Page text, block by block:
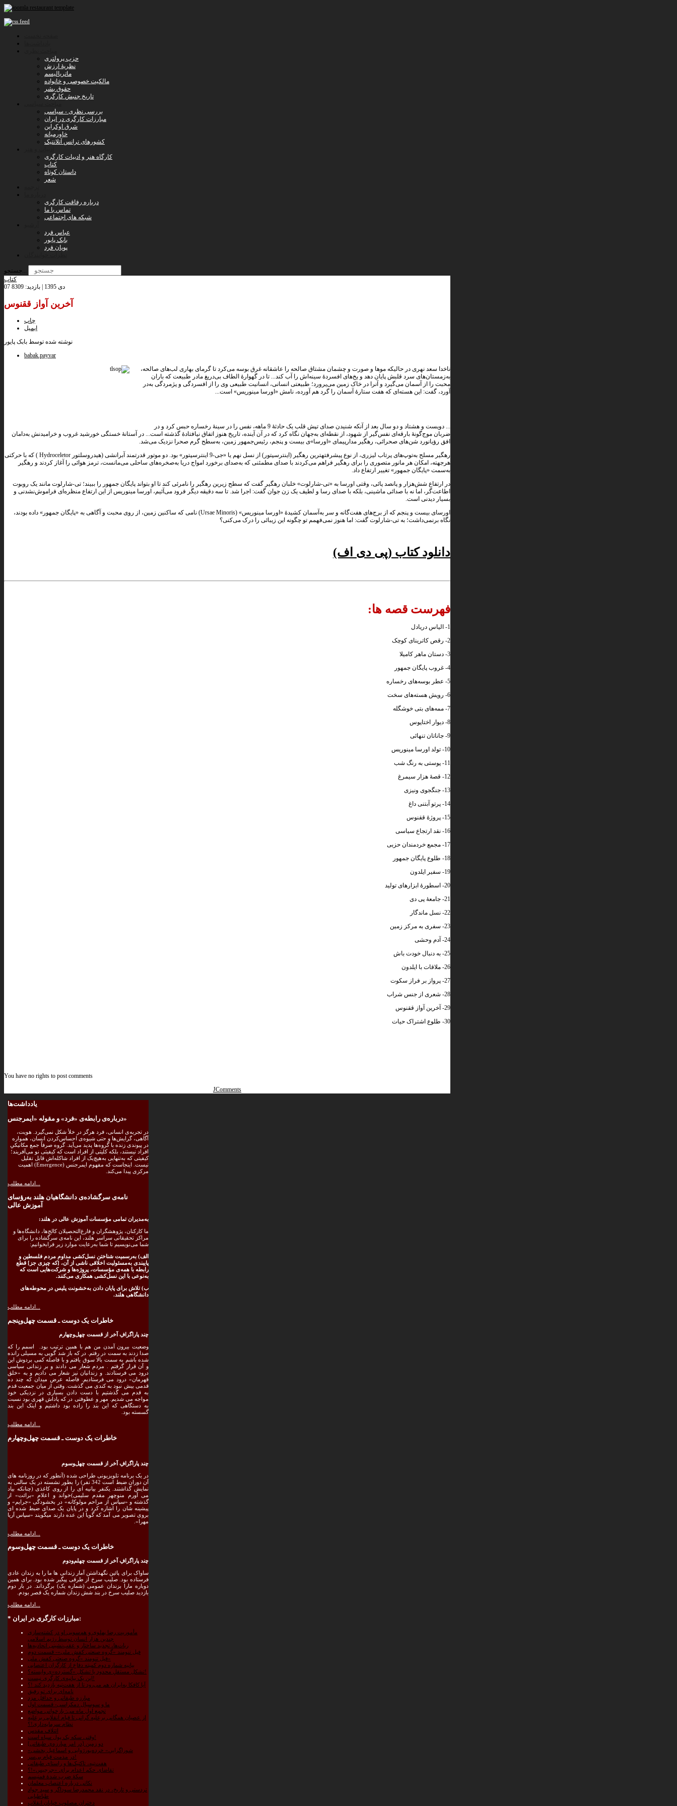
حزب پرولتری
نظریۀ ارزش
ماتریالیسم
مالکیت خصوصی و خانواده
حقوق بشر
تاریخ جنبش کارگری
بررسی نظری - سیاسی
مبارزات کارگری در ایران
شرق اوکراین
خاورمیانه
کشورهای ترانس آتلانتیک
کارگاه هنر و ادبیات کارگری
کتاب
داستان کوتاه
شعر
درباره رفاقت کارگری
تماس با ما
شبکه های اجتماعی
عباس فرد
بابک پایور
پویان فرد
جستجو...
کتاب
07 دی 1395 | بازدید: 8309
آخرین آواز ققنوس
چاپ
ایمیل
نوشته شده توسط بابک پایور
babak.payvar
ناخدا سعد نهری در حالیکه موها و صورت و چشمان مشتاق صالحه را عاشقانه غرق بوسه می‌کرد تا گرمای بهاری لب‌های صالحه،
به‌‌زمستان‌های سرد قلبش پایان دهد و یخ‌های افسردۀ سینه‌اش را آب کند... تا در گهوارۀ الطاف بی‌دریغ مادر طبیعت که باران
محبت را از آسمان می‌گیرد و آنرا در خاک زمین می‌پرورد؛ طبیعتی انسانی، انسانیت طبیعی وی را از افسردگی و پژمردگی به‌در
آورد، گفت: این هسته‌ای که هفت ستارۀ آسمان را گرد هم آورده، نامش «اورسا مینوریس» است...
... دویست و هشتاد و دو سال بعد از آنکه شنیدن صدای تپش قلب یک حادثۀ 9 ماهه، نفس را در سینۀ رخساره حبس کرد و در
ضربان موج‌گونۀ بارقه‌ای نفس‌گیر از شهود، از نقطه‌ای به‌جهان نگاه کرد که در آن آینده، تاریخ هنوز اتفاق نیافتادۀ گذشته است... در آستانۀ خستگی خورشید غروب و خرامیدنش به‌دامان
افق رؤیانورد شن‌های صحرائی، رهگیر مدارپیمای «اورسا»ی بیست و پنجم، رئیس‌جمهور زمین، به‌سطح گرم صحرا نزدیک می‌شد.
رهگیر مسلح به‌توپ‌های پرتاب لیزری، از نوع پیشرفته‎ترین رهگیر (اینترسپتور) از نسل نهم یا «جی-9 اینترسپتور» بود. دو موتور قدرتمند آبرانشی (هیدروسلتور Hydroceletor ) که با حرکتی
هرجهته، امکان هر مانور متصوری را برای رهگیر فراهم می‌کردند با صدای مطمئنی که به‌صدای برخورد امواج دریا به‌صخره‌های ساحلی می‌مانست، ترمز هوائی را آغاز کردند و رهگیر
به‌سمت «پایگان جمهور» تغییر ارتفاع داد.
در ارتفاع شش‌هزار و پانصد پائی، وقتی اورسا به «تی-شارلوت» خلبان رهگیر گفت که سطح زیرین رهگیر را نامرئی کند تا او بتواند پایگان جمهور را ببیند؛ تی-شارلوت مانند یک روبوت
اطاعت‌گر، اما نه با صدائی ماشینی، بلکه با صدای رسا و لطیف یک زن جوان گفت: اجرا شد. تا سه دقیقه دیگر فرود می‌آئیم، اورسا مینوریس از این ارتفاع منظره‌ای فراموش‌نشدنی و
بسیار دیدنی است.
اورسای بیست و پنجم که از برج‌های هفت‌گانه و سر به‌آسمان کشیدۀ «اورسا مینوریس» (Ursae Minoris) نامی که ساکنین زمین، از روی محبت و آگاهی به «پایگان جمهور» داده بودند،
نگاه برنمی‌داشت؛ به تی-شارلوت گفت: اما هنوز نمی‌فهمم تو چگونه این زیبائی را درک می‌کنی؟
دانلود کتاب (پی دی اف)
فهرست قصه ها:
1- الیاس دریادل
2- رقص کاترینای کوچک
3- دستان ماهر کامیلا
4- غروب پایگان جمهور
5- عطر بوسه‌های رخساره
6- رویش هسته‌های سخت
7- ممه‌های بتی خوشگله
8- دیوار اختاپوس
9- جاناتان تنهائی
10- تولد اورسا مینوریس
11- پوستی به رنگ شب
12- قصۀ هزار سیمرغ
13- جنگجوی ونیزی
14- پرتو آبتنی داغ
15- پروژۀ ققنوس
16- نقد ارتجاع سیاسی
17- مجمع خردمندان حزبی
18- طلوع پایگان جمهور
19- سفیر ایلدون
20- اسطورۀ ابزارهای تولید
21- جامعۀ پی دی
22- نسل ماندگار
23- سفری به مرکز زمین
24- آدم وحشی
25- به دنبال خودت باش
26- ملاقات با ایلدون
27- پرواز بر فراز سکوت
28- شعری از جنس شراب
29- آخرین آواز ققنوس
30- طلوع اشتراک حیات
You have no rights to post comments
JComments
یادداشت‌ها
درباره‌ی رابطه‌ی «فرد» و مقوله «ایمرجنس»
در تجربه‌ی انسانی، فرد هرگز در خلأ شکل نمی‌گیرد. هویت،
آگاهی، گرایش‌ها و حتی شیوه‌ی احساس‌کردن انسان، همواره
در پیوندی زنده با گروه‌ها پدید می‌آید. گروه صرفاً جمع مکانیکیِ
افراد نیستند، بلکه کلیتی از افراد است که کیفیتی نو می‌آفریند؛
کیفیتی که به‌تنهایی به‌هیچ‌یک از افراد شاکله‌اش قابل تقلیل
نیست. اینجاست که مفهوم ایمرجنس (Emergence) اهمیت
مرکزی پیدا می‌کند.
نامه‌ی سرگشاده‌ی دانشگاهیان هلند به‌رؤسای
آموزش عالی
به‌مدیران تمامی مؤسسات آموزش عالی در هلند:
ما کارکنان، پژوهشگران و فارغ‌التحصیلان کالج‌ها، دانشگاه‌ها و
مراکز تحقیقاتی سراسر هلند، این نامه‌ی سرگشاده را برای
شما می‌نویسیم تا شما به‌رعایت موارد زیر فرابخوانیم:
الف) به‌رسمیت شناختن نسل‌کشی مداوم مردم فلسطین و
پایبندی به‌مسئولیت اخلاقی ناشی از آن، [که چیزی جز] قطع
رابطه با همه‌ی مؤسسات، پروژه‌ها و شرکت‌هایی است که
به‌نوعی با این نسل‌کشی همکاری می‌کنند.
ب) تلاش برای پایان دادن به‌خشونت پلیس در محوطه‌های
دانشگاهی هلند.
خاطرات یک دوست ـ قسمت چهل‌وپنجم
چند پاراگرافِ آخر از قسمت چهل‌وچهارم
وضعیت بیرون آمدن من هم با همین ترتیب بود. اسمم را که
صدا زدند به سمت در رفتم. در که باز شد گویی به مسیلی رانده
شده باشم به سمت بالا سوق یافتم و با فاصله کمی بردوش این
و آن قرار گرفتم . مردم شعار می دادند و بر زندانی سیاسی
درود می فرستادند. و زندانیان نیز شعار می دادیم و به «خلق
قهرمان» درود می فرستادیم. فاصله عرض میدان که چند ده
قدمی بیش نبود به کندی می گذشت. وقتی از میان جمعیت قدم
به قدم می گذشتیم با دست دادن بسیاری در نزدیکی خود
مواجه می شدیم. مهر و عطوفتی در که پاداش قهری بود نسبت
به دستگاهی که این بند را زاده بود داشتیم و اینک این بند
گسسته بود.
خاطرات یک دوست ـ قسمت چهل‌وچهارم
چند پاراگرافِ آخر از قسمت چهل‌وسوم
در یک برنامه تلویزیونی طراحی شده (آنطور که در روزنامه های
آن دوران ضبط است 342 نفر) را بطور نشسته در یک سالنی به
نمایش گذاشتند. یکنفر بیانیه ای را از روی کاغذی (چنانکه بیاد
می آورم منوچهر مقدم سلیمی)خواند و اعلام «برائت» از
گذشته و «سپاس از مراحم مولوکانه» در بخشودگی «جرایم» و
پیشینه شان را اشاره کرد و در پایان یک صدای ضبط شده ای
بروی تصویر می آمد که گویا این عده دارند میگویند «سپاس آریا
مهرا».
خاطرات یک دوست ـ قسمت چهل‌وسوم
چند پاراگرافِ آخر از قسمت چهلم‌ودوم
ساواک برای پائین نگهداشتن آمار زندانی ها ما را به زندان عادی
فرستاده بود. صلیب سرخ از طرقی پیگیر شده بود. برای همین
دوباره مارا بزندان عمومی (شماره یک) برگرداند. در بار دوم
بازدید صلیب سرخ در بند شش زندان شماره یک قصر بودم.
* مبارزات کارگری در ایران:
مأموریت رضا پهلوی و هم‌سویی او در کشته‌سازی
چندین هزار انسان توسط رژیم اسلامی
ربات‌ها، تجدید ساختار و عقب‌نشینی اتحادیه‌ها
فیل تنومند «گروه صنعتی کفش ملی»- قسمت دوم
فیل تنومند «گروه صنعتی کفش ملی»
بیانیه شماره دوم کمیته دفاع از کارگران اعتصابی
تشکل مستقلِ محدود یا تشکل «گسترده»‌ی وابسته؟!
این یک بیانیه‌ی کارگری نیست!
آیا کافکا به‌ایران هم می‌رود تا از هفت‌تپه بازدید کند !؟
نامه‌ای برای تو رفیق
مبارزه طبقاتی و حداقل مزد
ما و سوسیال دمکراسی- قسمت اول
تجمع اول ماه می: بازخوانی مواضع
از عصیان همگانی برعلیه گرانی تا قیام انقلابی برعلیه
نظام سرمایه‌داری!؟
ائتلاف مقدس
وقتی سکه یک پول سیاه است!
دو زمین [در امر مبارزه‌ی طبقاتی]
«شوراگراییِ» خرده‌بورژوایی و اسماعیل بخشی
در مذمت قیام بی‌سر!
هفت‌تپه، تاکتیک‌ها و راستای طبقاتی
تقاضای حکم اعدام برای «جرجیس»!؟
سکۀ ضرب شدۀ فمنیسم
نکاتی درباره اعتصاب معلمان
تردستی و تاریخ، در نقد محمدرضا سوداگر و سید جواد
طباطبایی
دختران مصلوب خیابان انقلاب